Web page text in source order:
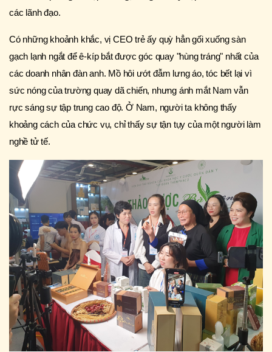
các lãnh đạo.
Có những khoảnh khắc, vị CEO trẻ ấy quỳ hẳn gối xuống sàn
gạch lạnh ngắt để ê-kíp bắt được góc quay "hùng tráng" nhất của
các doanh nhân đàn anh. Mồ hôi ướt đẫm lưng áo, tóc bết lại vì
sức nóng của trường quay dã chiến, nhưng ánh mắt Nam vẫn
rực sáng sự tập trung cao độ. Ở Nam, người ta không thấy
khoảng cách của chức vụ, chỉ thấy sự tận tụy của một người làm
nghề tử tế.